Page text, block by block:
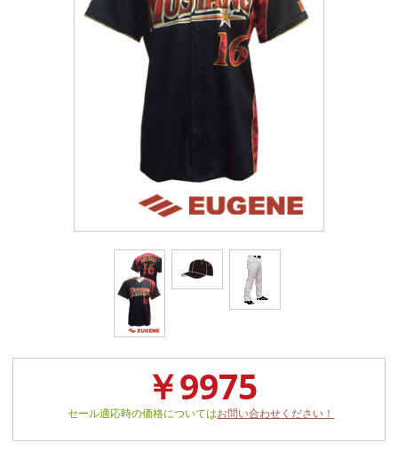
￥9975
セール適応時の価格についてはお問い合わせください！